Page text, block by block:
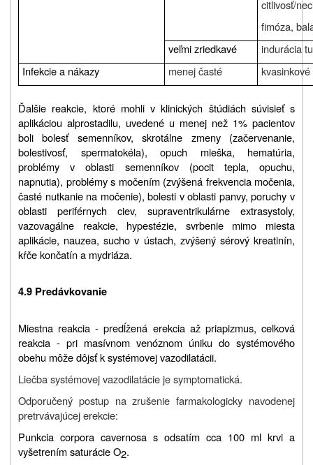
citlivosť/
fimóza,
veľmi zriedkavé
indurácia
Infekcie a nákazy
menej časté
Ďalšie reakcie, ktoré mohli v klinických štúdiách súvisieť s
aplikáciou alprostadilu, uvedené u menej než 1% pacientov
boli bolesť semenníkov, skrotálne zmeny (začervenanie,
bolestivosť, spermatokéla), opuch mieška, hematúria,
problémy v oblasti semenníkov (pocit tepla, opuchu,
napnutia), problémy s močením (zvýšená frekvencia močenia,
časté nutkanie na močenie), bolesti v oblasti panvy, poruchy v
oblasti periférnych ciev, supraventrikulárne extrasystoly,
vazovagálne reakcie, hypestézie, svrbenie mimo miesta
aplikácie, nauzea, sucho v ústach, zvýšený sérový kreatinín,
kŕče končatín a mydriáza.
4.9 Predávkovanie
Miestna reakcia - predĺžená erekcia až priapizmus, celková
reakcia - pri masívnom venóznom úniku do systémového
obehu môže dôjsť k systémovej vazodilatácii.
Liečba systémovej vazodilatácie je symptomatická.
Odporučený postup na zrušenie farmakologicky navodenej
pretrvávajúcej erekcie:
Punkcia corpora cavernosa s odsatím cca 100 ml krvi a
vyšetrením saturácie O2.